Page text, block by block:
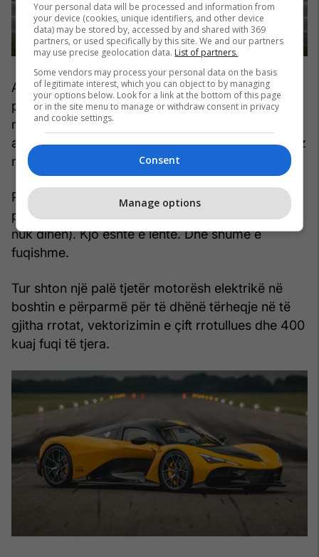
Agil ka një motor elektrik të vendosur në anën e
pasme të kutisë së marsheve me tetë shpejtësi
nga Ricardo, i cili shton edhe 200 kuaj fuqi dhe
aftësinë për të bërë ndërrime të ngadalta kur lëviz
ngadalë.
Por Agil ka gjithashtu vetëm tërheqje në rrotat e
pasme dhe peshon rreth 1,360 kg (peshat e plota
nuk dihen). Kjo është e lehtë. Dhe shumë e
fuqishme.
Tur shton një palë tjetër motorësh elektrikë në
boshtin e përparmë për të dhënë tërheqje në të
gjitha rrotat, vektorizimin e çift rrotullues dhe 400
kuaj fuqi të tjera.
Your personal data will be processed and information from
your device (cookies, unique identifiers, and other device
data) may be stored by, accessed by and shared with 369
partners, or used specifically by this site. We and our partners
may use precise geolocation data. List of partners.
Some vendors may process your personal data on the basis
of legitimate interest, which you can object to by managing
your options below. Look for a link at the bottom of this page
or in the site menu to manage or withdraw consent in privacy
and cookie settings.
Consent
Manage options